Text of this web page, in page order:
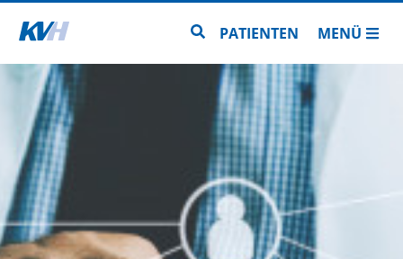
Zur Startseite Zur Seitensuche
PATIENTEN MENÜ